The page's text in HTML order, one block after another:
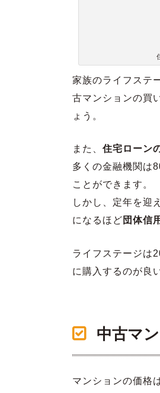
家族のライフステ
古マンションの買
ょう。
また、 住宅ローン
多くの金融機関は
ことができます。
しかし、定年を迎
になるほど 団体信
ライフステージは
に購入するのが良
中古マ
マンションの価格